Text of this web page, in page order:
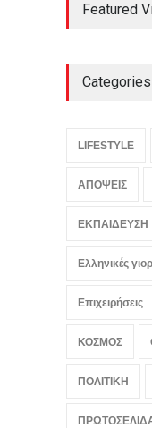
Featured
Categories
LIFESTYLE
ΑΠΟΨΕΙΣ
ΕΚΠΑΙΔΕΥΣΗ
Ελληνικές
Επιχειρήσεις
ΚΟΣΜΟΣ
ΠΟΛΙΤΙΚΗ